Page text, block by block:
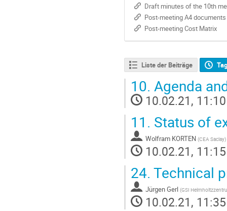
Draft minutes of the 10th
Post-meeting A4 documents
Post-meeting Cost Matrix
Liste der Beiträge
10. Agenda
10.02.21, 11:10
11. Status of
Wolfram KORTEN (CEA Saclay)
10.02.21, 11:15
24. Technical
Jürgen Gerl (GSI
10.02.21, 11:35